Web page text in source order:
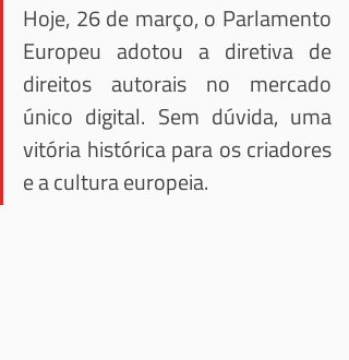
Hoje, 26 de março, o Parlamento
Europeu adotou a diretiva de
direitos autorais no mercado
único digital. Sem dúvida, uma
vitória histórica para os criadores
e a cultura europeia.